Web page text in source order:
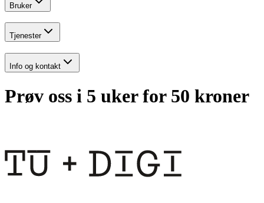
Bruker
Tjenester
Info og kontakt
Prøv oss i 5 uker for 50 kroner